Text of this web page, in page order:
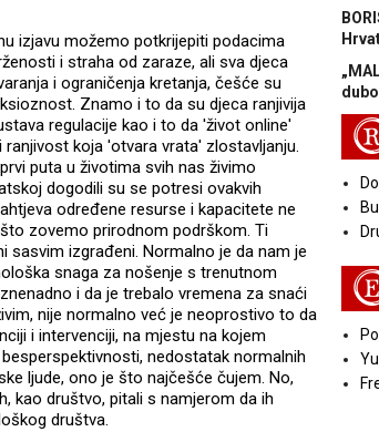
izjavu možemo potkrijepiti podacima
i straha od zaraze, ali sva djeca
i ograničenja kretanja, češće su
Znamo i to da su djeca ranjivija
regulacije kao i to da 'život online'
koja 'otvara vrata' zlostavljanju.
puta u životima svih nas živimo
dogodili su se potresi ovakvih
određene resurse i kapacitete ne
zovemo prirodnom podrškom. Ti
sasvim izgrađeni. Normalno je da nam je
snaga za nošenje s trenutnom
i da je trebalo vremena za snaći
nije normalno već je neoprostivo to da
i intervenciji, na mjestu na kojem
nedostatak normalnih
ljude, ono je što najčešće čujem. No,
kao društvo, pitali s namjerom da ih
društva.